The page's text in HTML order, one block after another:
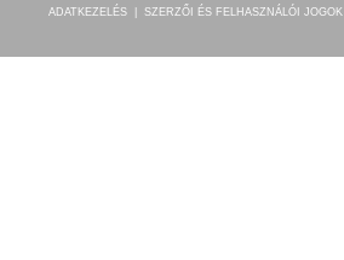
ADATKEZELÉS SZERZŐI ÉS FELHASZNÁLÓI JOGOK